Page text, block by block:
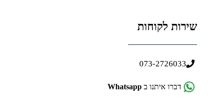
שירות לקוחות
073-2726033
דברו איתנו ב Whatsapp